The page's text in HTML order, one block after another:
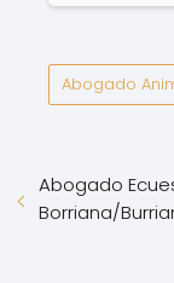
Abogado
Abogado
Borriana/